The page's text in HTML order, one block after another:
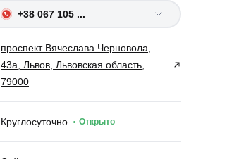
+38 067 105 ...
проспект Вячеслава Черновола,
43а, Львов, Львовская область,
79000
Круглосуточно Открыто